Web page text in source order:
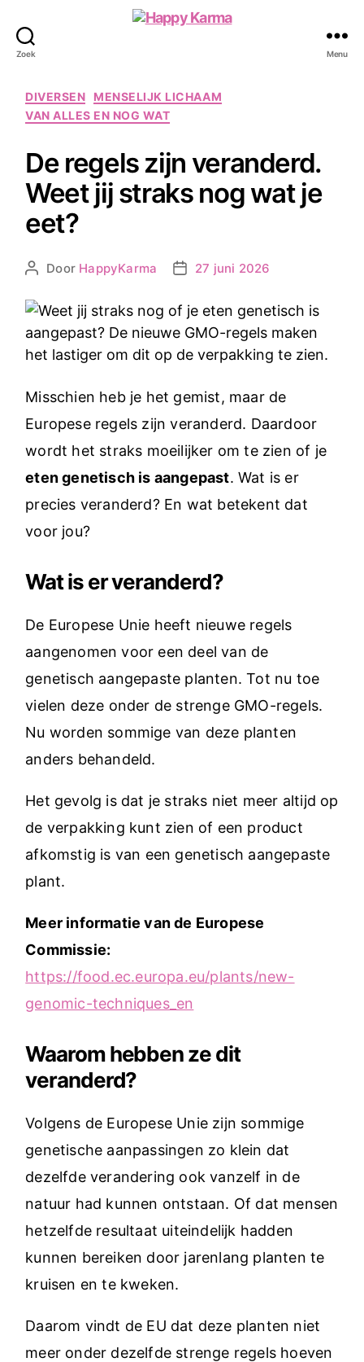
Zoek Menu
Categorieën
DIVERSEN
MENSELIJK LICHAAM
VAN ALLES EN NOG WAT
De regels zijn veranderd.
Weet jij straks nog wat je
eet?
Berichtauteur
Door HappyKarma Berichtdatum
27 juni 2026
Misschien heb je het gemist, maar de
Europese regels zijn veranderd. Daardoor
wordt het straks moeilijker om te zien of je
eten genetisch is aangepast. Wat is er
precies veranderd? En wat betekent dat
voor jou?
Wat is er veranderd?
De Europese Unie heeft nieuwe regels
aangenomen voor een deel van de
genetisch aangepaste planten. Tot nu toe
vielen deze onder de strenge GMO-regels.
Nu worden sommige van deze planten
anders behandeld.
Het gevolg is dat je straks niet meer altijd op
de verpakking kunt zien of een product
afkomstig is van een genetisch aangepaste
plant.
Meer informatie van de Europese
Commissie:
https://food.ec.europa.eu/plants/new-
genomic-techniques_en
Waarom hebben ze dit
veranderd?
Volgens de Europese Unie zijn sommige
genetische aanpassingen zo klein dat
dezelfde verandering ook vanzelf in de
natuur had kunnen ontstaan. Of dat mensen
hetzelfde resultaat uiteindelijk hadden
kunnen bereiken door jarenlang planten te
kruisen en te kweken.
Daarom vindt de EU dat deze planten niet
meer onder dezelfde strenge regels hoeven